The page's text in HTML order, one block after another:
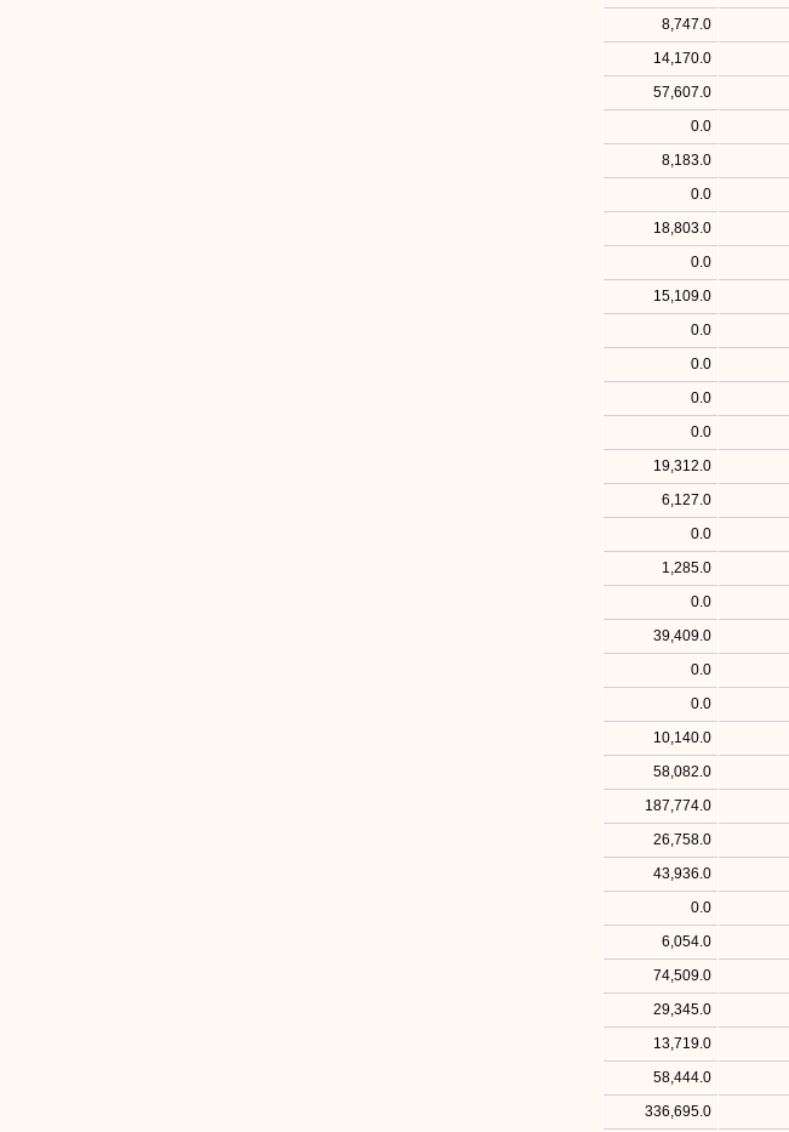
8,747.0
14,170.0
57,607.0
0.0
8,183.0
0.0
18,803.0
0.0
15,109.0
0.0
0.0
0.0
0.0
19,312.0
6,127.0
0.0
1,285.0
0.0
39,409.0
0.0
0.0
10,140.0
58,082.0
187,774.0
26,758.0
43,936.0
0.0
6,054.0
74,509.0
29,345.0
13,719.0
58,444.0
336,695.0